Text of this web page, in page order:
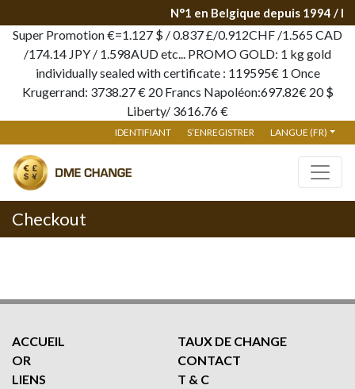
N°1 en Belgique depuis 1994 /
Super Promotion €=1.127 $ / 0.837 £/0.912CHF /1.565 CAD
/174.14 JPY / 1.598AUD etc... PROMO GOLD: 1 kg gold
individually sealed with certificate : 119595€ 1 Once
Krugerrand: 3738.27 € 20 Francs Napoléon:697.82€ 20 $
Liberty/ 3616.76 €
IDENTIFIANT S’ENREGISTRER LANGUE (FR)
Checkout
ACCUEIL
TAUX DE CHANGE
OR
CONTACT
LIENS
T & C